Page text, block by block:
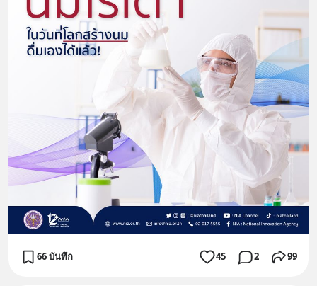
66 บันทึก 45 2 99